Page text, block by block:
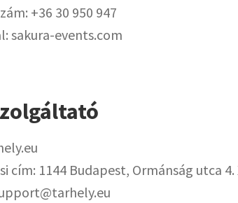
+36 30 950 947
sakura-events.com
cím: 1144 Budapest, Ormánság utca